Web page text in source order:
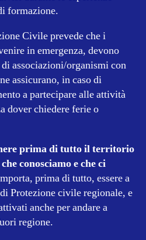
formazione.
Civile prevede che i
in emergenza, devono
associazioni/organismi con
assicurano, in caso di
a partecipare alle attività
dover chiedere ferie o
prima di tutto il territorio
conosciamo e che ci
prima di tutto, essere a
Protezione civile regionale, e
anche per andare a
regione.